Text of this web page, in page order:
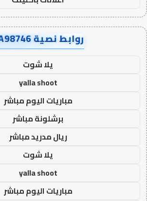
روابط نصية AA98746
يلا شوت
yalla shoot
مباريات اليوم مباشر
برشلونة مباشر
ريال مدريد مباشر
يلا شوت
yalla shoot
مباريات اليوم مباشر